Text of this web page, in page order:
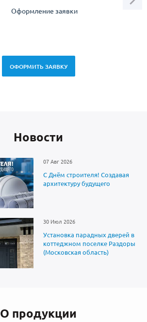
Оформление заявки
ОФОРМИТЬ ЗАЯВКУ
Новоcти
07 Авг 2026
С Днём строителя! Создавая
архитектуру будущего
30 Июл 2026
Установка парадных дверей в
коттеджном поселке Раздоры
(Московская область)
О продукции